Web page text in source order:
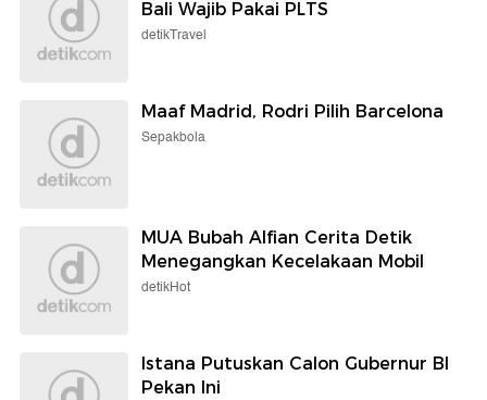
Bali Wajib Pakai PLTS
detikTravel
Maaf Madrid, Rodri Pilih Barcelona
Sepakbola
MUA Bubah Alfian Cerita Detik
Menegangkan Kecelakaan Mobil
detikHot
Istana Putuskan Calon Gubernur BI
Pekan Ini